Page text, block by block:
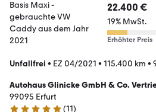
22.400 €
19% MwSt.
Erhöhter Preis
Unfallfrei • EZ 04/2021 • 115.400 km •
Autohaus Glinicke GmbH & Co. Vertriebs
Stotternheim
99095 Erfurt
(11)